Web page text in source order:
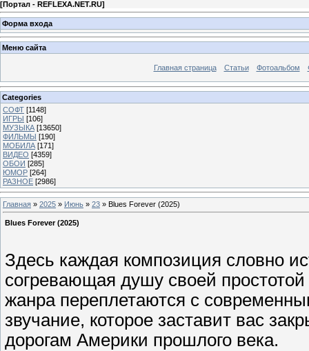
[Портал - REFLEXA.NET.RU]
Форма входа
Меню сайта
Главная страница Статьи Фотоальбом
Categories
СОФТ [1148]
ИГРЫ [106]
МУЗЫКА [13650]
ФИЛЬМЫ [190]
МОБИЛА [171]
ВИДЕО [4359]
ОБОИ [285]
ЮМОР [264]
РАЗНОЕ [2986]
Главная » 2025 » Июнь » 23 » Blues Forever (2025)
Blues Forever (2025)
Здесь каждая композиция словно
согревающая душу своей
жанра переплетаются с
звучание, которое заставит вас
дорогам Америки прошлого века.